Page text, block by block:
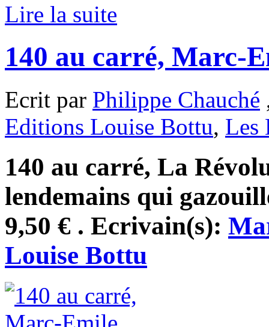
Lire la suite
140 au carré, Marc-
Ecrit par Philippe Chauché
Editions Louise Bottu, Les
140 au carré, La
lendemains qui
9,50 € . Ecrivain(s):
Louise Bottu